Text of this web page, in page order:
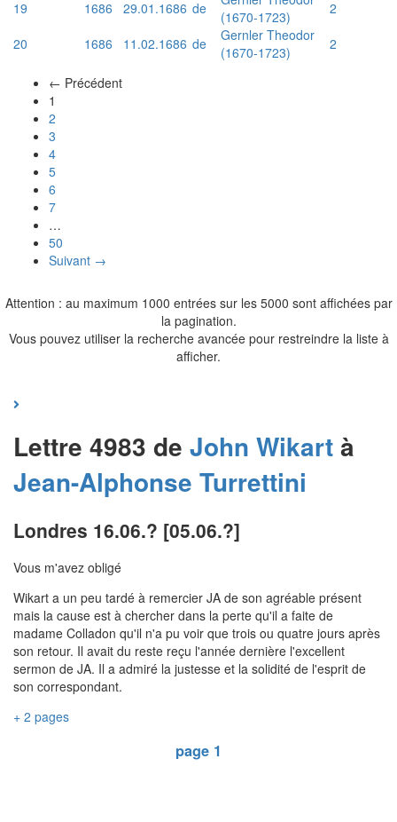
19 1686 29.01.1686 de
(1670-1723)
2
20
1686 11.02.1686 de
Gernler Theodor
(1670-1723)
2
← Précédent
1
2
3
4
5
6
7
…
50
Suivant →
Attention : au maximum 1000 entrées sur les 5000 sont affichées par
la pagination.
Vous pouvez utiliser la recherche avancée pour restreindre la liste à
afficher.
Lettre 4983 de John Wikartà
Jean-Alphonse Turrettini
Londres 16.06.? [05.06.?]
Vous m'avez obligé
Wikart a un peu tardé à remercier JA de son agréable présent
mais la cause est à chercher dans la perte qu'il a faite de
madame Colladon qu'il n'a pu voir que trois ou quatre jours après
son retour. Il avait du reste reçu l'année dernière l'excellent
sermon de JA. Il a admiré la justesse et la solidité de l'esprit de
son correspondant.
+ 2 pages
page 1